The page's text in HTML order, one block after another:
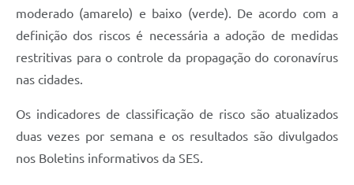
moderado (amarelo) e baixo (verde). De acordo com a
definição dos riscos é necessária a adoção de medidas
restritivas para o controle da propagação do coronavírus
nas cidades.
Os indicadores de classificação de risco são atualizados
duas vezes por semana e os resultados são divulgados
nos Boletins informativos da SES.